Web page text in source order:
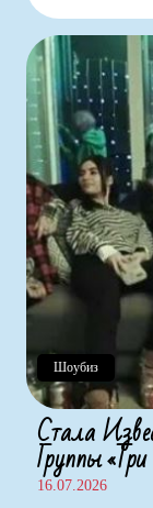
Шоубиз
Стала
Группы
16.07.2026